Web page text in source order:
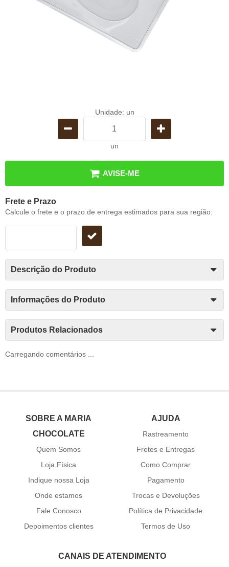
Unidade: un
un
AVISE-ME
Frete e Prazo
Calcule o frete e o prazo de entrega estimados para sua região:
Descrição do Produto
Informações do Produto
Produtos Relacionados
Carregando comentários ...
SOBRE A MARIA
CHOCOLATE
Quem Somos
Loja Física
Indique nossa Loja
Onde estamos
Fale Conosco
Depoimentos clientes
AJUDA
Rastreamento
Fretes e Entregas
Como Comprar
Pagamento
Trocas e Devoluções
Política de Privacidade
Termos de Uso
CANAIS DE ATENDIMENTO